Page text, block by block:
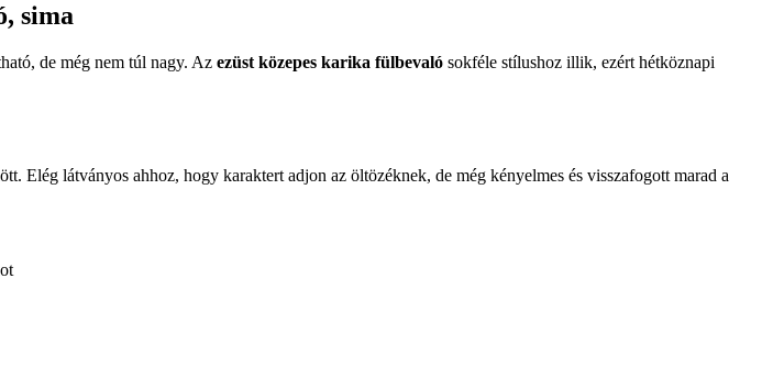
sima
de még nem túl nagy. Az ezüst közepes karika fülbevaló sokféle stílushoz illik, ezért hétköznapi
Elég látványos ahhoz, hogy karaktert adjon az öltözéknek, de még kényelmes és visszafogott marad a